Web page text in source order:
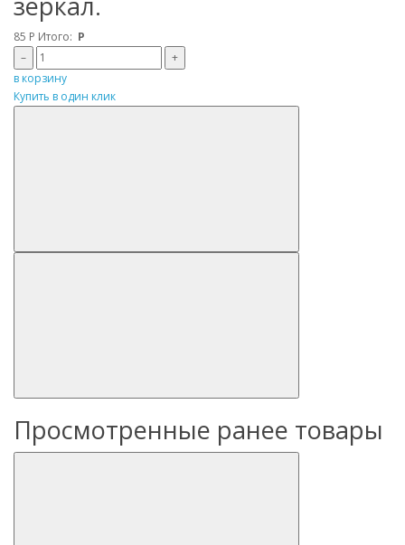
85 Р Итого: Р
–
+
в корзину
Купить в один клик
Просмотренные ранее товары